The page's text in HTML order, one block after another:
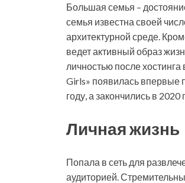
Большая семья –
семья известна своей
архитектурной среде.
ведет активный образ
личностью после
Girls» появилась впервые
году, а закончились в
Личная жизнь
Попала в сеть для
аудиторией.